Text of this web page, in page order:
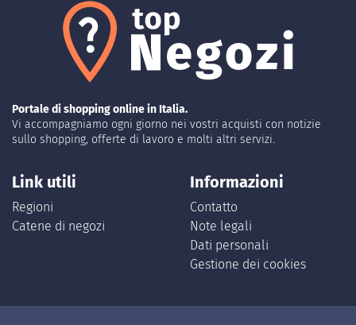
Portale di shopping online in Italia.
Vi accompagniamo ogni giorno nei vostri acquisti con notizie
sullo shopping, offerte di lavoro e molti altri servizi.
Link utili
Regioni
Catene di negozi
Informazioni
Contatto
Note legali
Dati personali
Gestione dei cookies